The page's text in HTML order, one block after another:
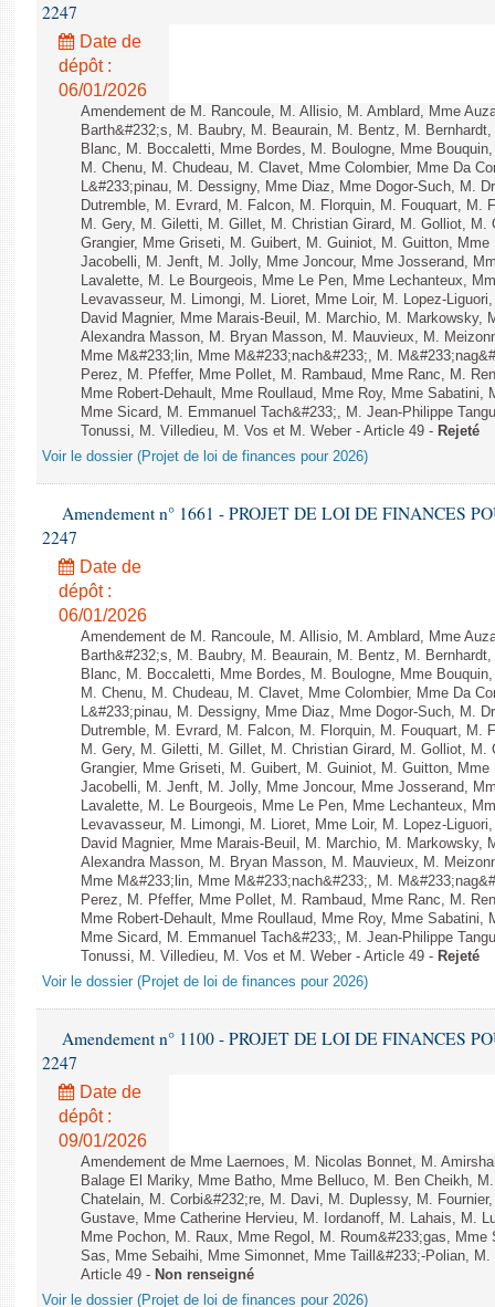
2247
Date de
dépôt :
06/01/2026
Amendement de M. Rancoule, M. Allisio, M. Amblard, Mme
Barth&#232;s, M. Baubry, M. Beaurain, M. Bentz, M.
Blanc, M. Boccaletti, Mme Bordes, M. Boulogne, Mme
M. Chenu, M. Chudeau, M. Clavet, Mme Colombier, Mme Da
L&#233;pinau, M. Dessigny, Mme Diaz, Mme Dogor-Such, M.
Dutremble, M. Evrard, M. Falcon, M. Florquin, M. Fouquart, M.
M. Gery, M. Giletti, M. Gillet, M. Christian Girard, M. Golliot, M.
Grangier, Mme Griseti, M. Guibert, M. Guiniot, M. Guitton,
Jacobelli, M. Jenft, M. Jolly, Mme Joncour, Mme Josserand,
Lavalette, M. Le Bourgeois, Mme Le Pen, Mme Lechanteux,
Levavasseur, M. Limongi, M. Lioret, Mme Loir, M. Lopez-
David Magnier, Mme Marais-Beuil, M. Marchio, M. Markowsky,
Alexandra Masson, M. Bryan Masson, M. Mauvieux, M.
Mme M&#233;lin, Mme M&#233;nach&#233;, M.
Perez, M. Pfeffer, Mme Pollet, M. Rambaud, Mme Ranc, M.
Mme Robert-Dehault, Mme Roullaud, Mme Roy, Mme
Mme Sicard, M. Emmanuel Tach&#233;, M. Jean-Philippe
Tonussi, M. Villedieu, M. Vos et M. Weber - Article 49 - Rejeté
Voir le dossier (Projet de loi de finances pour 2026)
Amendement n° 1661 - PROJET DE LOI DE FINANCES
2247
Date de
dépôt :
06/01/2026
Amendement de M. Rancoule, M. Allisio, M. Amblard, Mme
Barth&#232;s, M. Baubry, M. Beaurain, M. Bentz, M.
Blanc, M. Boccaletti, Mme Bordes, M. Boulogne, Mme
M. Chenu, M. Chudeau, M. Clavet, Mme Colombier, Mme Da
L&#233;pinau, M. Dessigny, Mme Diaz, Mme Dogor-Such, M.
Dutremble, M. Evrard, M. Falcon, M. Florquin, M. Fouquart, M.
M. Gery, M. Giletti, M. Gillet, M. Christian Girard, M. Golliot, M.
Grangier, Mme Griseti, M. Guibert, M. Guiniot, M. Guitton,
Jacobelli, M. Jenft, M. Jolly, Mme Joncour, Mme Josserand,
Lavalette, M. Le Bourgeois, Mme Le Pen, Mme Lechanteux,
Levavasseur, M. Limongi, M. Lioret, Mme Loir, M. Lopez-
David Magnier, Mme Marais-Beuil, M. Marchio, M. Markowsky,
Alexandra Masson, M. Bryan Masson, M. Mauvieux, M.
Mme M&#233;lin, Mme M&#233;nach&#233;, M.
Perez, M. Pfeffer, Mme Pollet, M. Rambaud, Mme Ranc, M.
Mme Robert-Dehault, Mme Roullaud, Mme Roy, Mme
Mme Sicard, M. Emmanuel Tach&#233;, M. Jean-Philippe
Tonussi, M. Villedieu, M. Vos et M. Weber - Article 49 - Rejeté
Voir le dossier (Projet de loi de finances pour 2026)
Amendement n° 1100 - PROJET DE LOI DE FINANCES
2247
Date de
dépôt :
09/01/2026
Amendement de Mme Laernoes, M. Nicolas Bonnet, M.
Balage El Mariky, Mme Batho, Mme Belluco, M. Ben Cheikh,
Chatelain, M. Corbi&#232;re, M. Davi, M. Duplessy, M.
Gustave, Mme Catherine Hervieu, M. Iordanoff, M. Lahais, M.
Mme Pochon, M. Raux, Mme Regol, M. Roum&#233;gas,
Sas, Mme Sebaihi, Mme Simonnet, Mme Taill&#233;-Polian,
Article 49 - Non renseigné
Voir le dossier (Projet de loi de finances pour 2026)